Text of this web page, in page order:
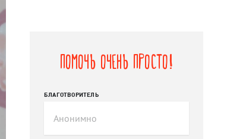
Помочь очень просто!
БЛАГОТВОРИТЕЛЬ